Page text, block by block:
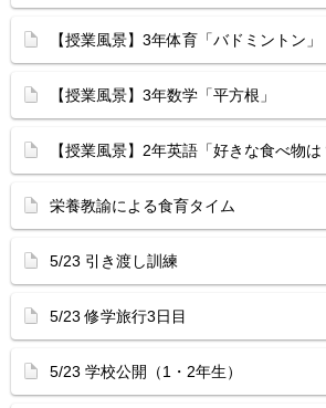
【授業風景】3年体育「バドミントン」
【授業風景】3年数学「平方根」
【授業風景】2年英語「好きな食べ物は
栄養教諭による食育タイム
5/23 引き渡し訓練
5/23 修学旅行3日目
5/23 学校公開（1・2年生）